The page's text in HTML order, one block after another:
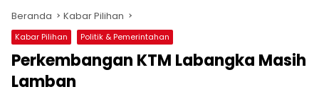
Beranda Kabar Pilihan
Kabar Pilihan Politik & Pemerintahan
Perkembangan KTM Labangka Masih
Lamban